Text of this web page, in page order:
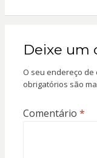
Deixe um
O seu endereço
obrigatórios são
Comentário *